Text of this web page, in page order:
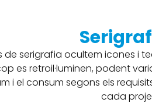
serigrafia ocultem icones i
es retroil·luminen, podent
i el consum segons els
cada